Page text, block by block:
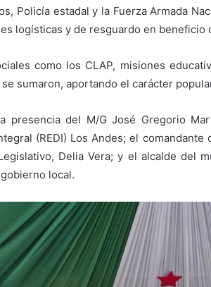
Policía estadal y la Fuerza Armada
logísticas y de resguardo en beneficio
como los CLAP, misiones
sumaron, aportando el carácter
presencia del M/G José Gregorio
(REDI) Los Andes; el
Delia Vera; y el alcalde del
local.